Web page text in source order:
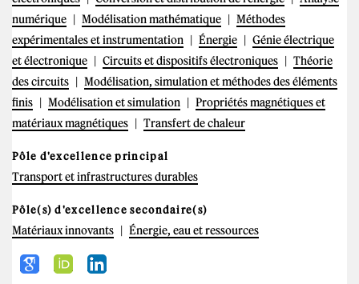
numérique
Modélisation mathématique
Méthodes
expérimentales et instrumentation
Énergie
Génie électrique
et électronique
Circuits et dispositifs électroniques
Théorie
des circuits
Modélisation, simulation et méthodes des éléments
finis
Modélisation et simulation
Propriétés magnétiques et
matériaux magnétiques
Transfert de chaleur
Pôle d'excellence principal
Transport et infrastructures durables
Pôle(s) d'excellence secondaire(s)
Matériaux innovants Énergie, eau et ressources